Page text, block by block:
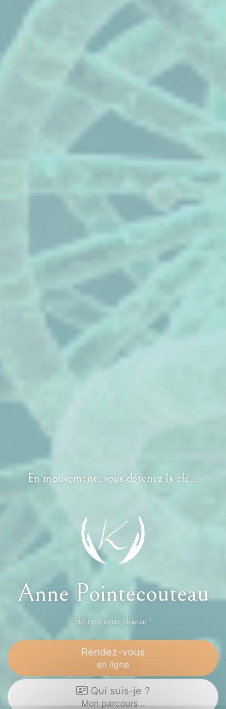
En mouvement, vous détenez la clé...
Anne Pointecouteau
Relevez cette chance !
Rendez-vous
en ligne
Qui suis-je ?
Mon parcours...